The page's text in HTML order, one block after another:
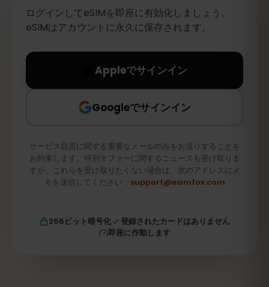
ログインしてeSIMを即座に有効化しましょう。
eSIMはアカウントに永久に保存されます。
Appleでサインイン
Googleでサインイン
サービス品質に関する重要なメールのみをお送りすることを
お約束します。特別オファーに関するニュースも受け取りま
すが、これらを受け取りたくない場合は、次のアドレスにメ
モを送信してください： support@esimfox.com
256ビット暗号化
登録されたカードはありません
即座に作動します